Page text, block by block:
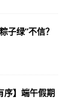
子绿”不信？
序】端午假期